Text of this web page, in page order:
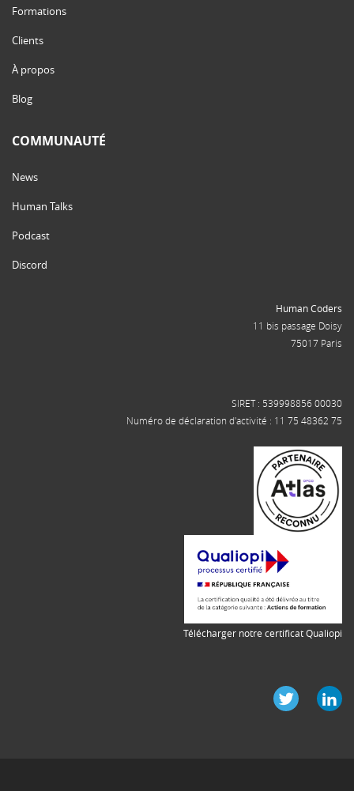
Formations
Clients
À propos
Blog
COMMUNAUTÉ
News
Human Talks
Podcast
Discord
Human Coders
11 bis passage Doisy
75017 Paris
SIRET : 539998856 00030
Numéro de déclaration d'activité : 11 75 48362 75
Télécharger notre certificat Qualiopi